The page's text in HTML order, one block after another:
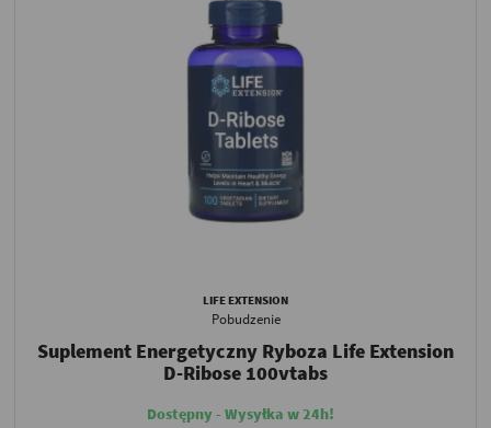
LIFE EXTENSION
Pobudzenie
Suplement Energetyczny Ryboza Life Extension
D-Ribose 100vtabs
Dostępny - Wysyłka w 24h!